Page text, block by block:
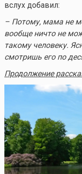
вслух добавил:
– Потому, мама не
вообще ничто не
такому человеку.
смотришь его по
Продолжение